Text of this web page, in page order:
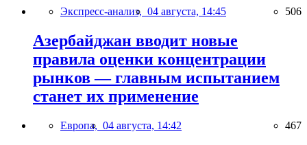
Экспресс-анализ, 04 августа, 14:45 506
Азербайджан вводит новые
правила оценки концентрации
рынков — главным испытанием
станет их применение
Европа, 04 августа, 14:42 467